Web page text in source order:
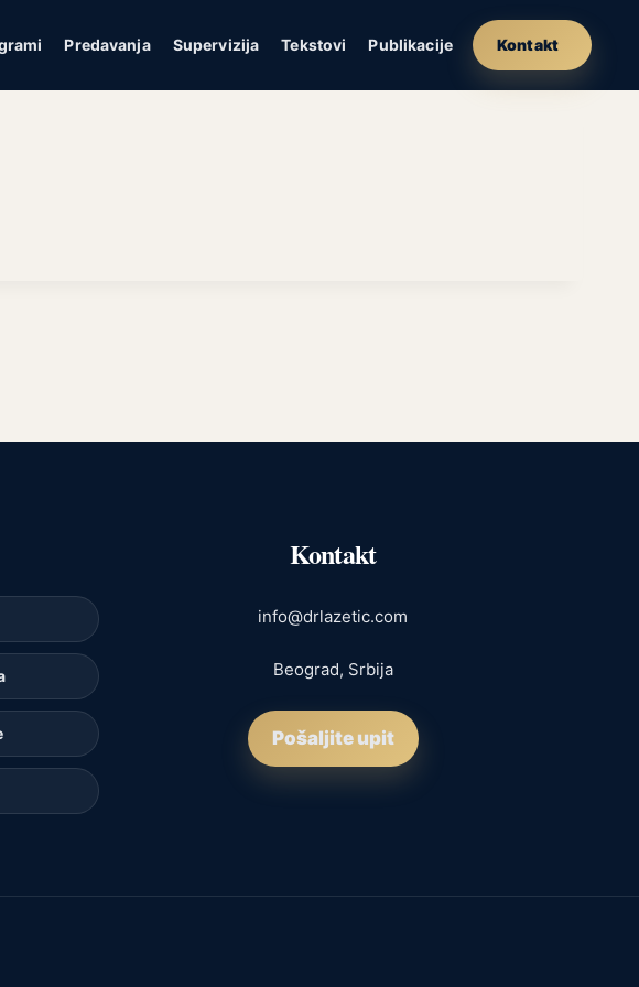
Predavanja Supervizija Tekstovi Publikacije Kontakt
Kontakt
info@drlazetic.com
Beograd, Srbija
Pošaljite upit